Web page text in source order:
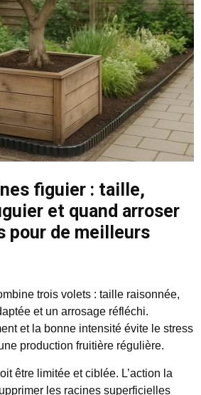
figuier : taille,
et quand arroser
pour de meilleurs
trois volets : taille raisonnée,
et un arrosage réfléchi.
et la bonne intensité évite le stress
production fruitière régulière.
être limitée et ciblée. L’action la
les racines superficielles